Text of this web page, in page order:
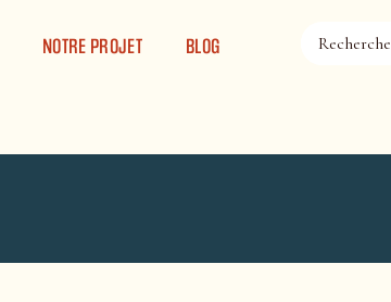
NOTRE PROJET BLOG